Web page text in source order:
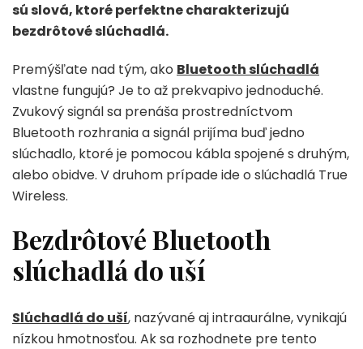
sú slová, ktoré perfektne charakterizujú
bezdrôtové slúchadlá.
Premýšľate nad tým, ako Bluetooth slúchadlá
vlastne fungujú? Je to až prekvapivo jednoduché.
Zvukový signál sa prenáša prostredníctvom
Bluetooth rozhrania a signál prijíma buď jedno
slúchadlo, ktoré je pomocou kábla spojené s druhým,
alebo obidve. V druhom prípade ide o slúchadlá True
Wireless.
Bezdrôtové Bluetooth
slúchadlá do uší
Slúchadlá do uší, nazývané aj intraaurálne, vynikajú
nízkou hmotnosťou. Ak sa rozhodnete pre tento